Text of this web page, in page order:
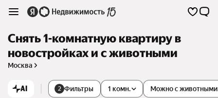
Снять 1-комнатную квартиру в
новостройках и с животными
Москва
AI 2 Фильтры 1 комн. Можно с животными